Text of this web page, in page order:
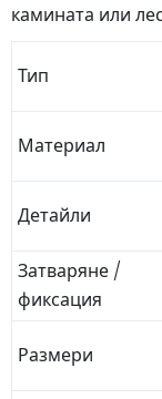
камината или
Тип
Материал
Детайли
Затваряне /
фиксация
Размери